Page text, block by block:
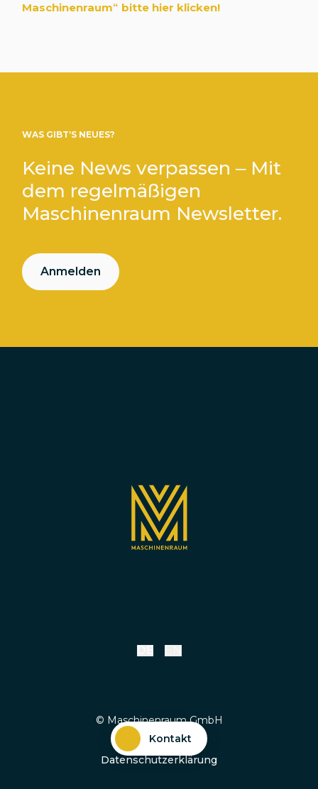
Kontakt
Maschinenraum“ bitte hier klicken!
WAS GIBT’S NEUES?
Keine News verpassen – Mit
dem regelmäßigen
Maschinenraum Newsletter.
Anmelden
© Maschinenraum GmbH
Impressum
Datenschutzerklärung